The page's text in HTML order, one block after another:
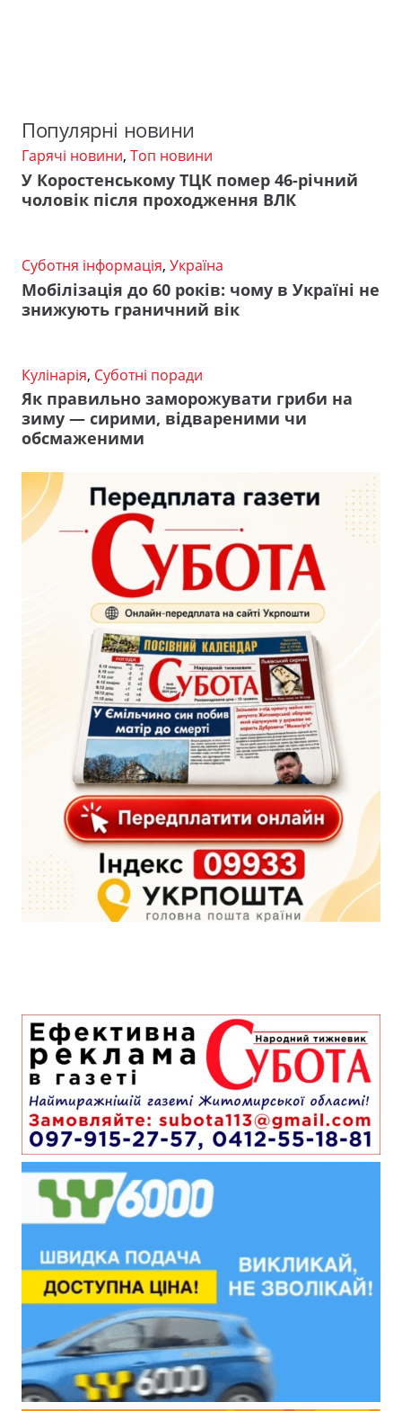
Популярні новини
Гарячі новини, Топ новини
У Коростенському ТЦК помер 46-річний
чоловік після проходження ВЛК
Суботня інформація, Україна
Мобілізація до 60 років: чому в Україні не
знижують граничний вік
Кулінарія, Суботні поради
Як правильно заморожувати гриби на
зиму — сирими, відвареними чи
обсмаженими